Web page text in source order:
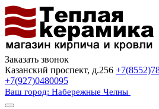
Заказать звонок
Казанский проспект, д.256
+7(927)0480095
Ваш город: Набережные Челны